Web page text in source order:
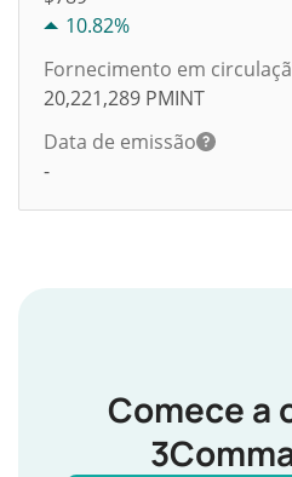
10.82%
Fornecimento em
20,221,289 PMINT
Data de emissão
-
Comece a